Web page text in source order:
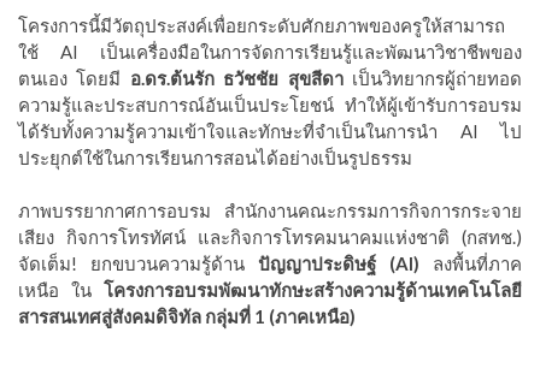
โครงการนี้มีวัตถุประสงค์เพื่อยกระดับศักยภาพของครูให้สามารถ
ใช้ AI เป็นเครื่องมือในการจัดการเรียนรู้และพัฒนาวิชาชีพของ
ตนเอง โดยมี อ.ดร.ต้นรัก ธวัชชัย สุขสีดาเป็นวิทยากรผู้ถ่ายทอด
ความรู้และประสบการณ์อันเป็นประโยชน์ ทำให้ผู้เข้ารับการอบรม
ได้รับทั้งความรู้ความเข้าใจและทักษะที่จำเป็นในการนำ AI ไป
ประยุกต์ใช้ในการเรียนการสอนได้อย่างเป็นรูปธรรม
ภาพบรรยากาศการอบรม สำนักงานคณะกรรมการกิจการกระจาย
เสียง กิจการโทรทัศน์ และกิจการโทรคมนาคมแห่งชาติ (กสทช.)
จัดเต็ม! ยกขบวนความรู้ด้าน ปัญญาประดิษฐ์ (AI) ลงพื้นที่ภาค
เหนือ ใน โครงการอบรมพัฒนาทักษะสร้างความรู้ด้านเทคโนโลยี
สารสนเทศสู่สังคมดิจิทัล กลุ่มที่ 1 (ภาคเหนือ)